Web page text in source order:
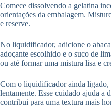
Comece dissolvendo a gelatina
orientações da embalagem.
e reserve.
No liquidificador, adicione o
adoçante escolhido e o suco de
ou até formar uma mistura lisa e
Com o liquidificador ainda ligado,
lentamente. Esse cuidado ajuda a
contribui para uma textura mais